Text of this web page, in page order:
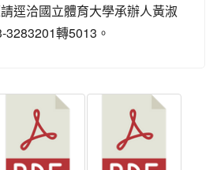
逕洽國立體育大學承辦人黃淑
轉5013。